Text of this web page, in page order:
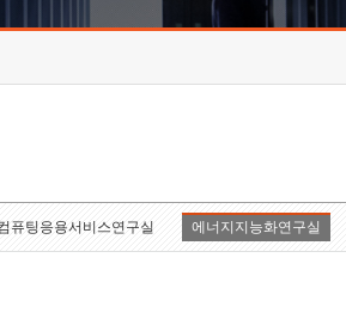
퓨팅응용서비스연구실 에너지지능화연구실